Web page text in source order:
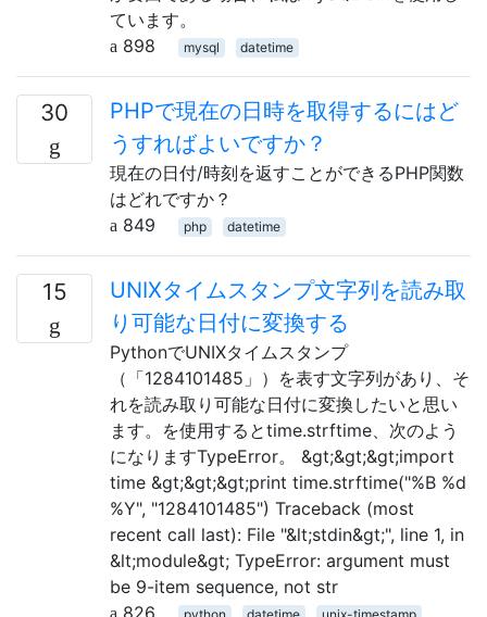
ています。
898
mysql datetime
30
PHPで現在の日時を取得するにはど
うすればよいですか？
現在の日付/時刻を返すことができるPHP関数
はどれですか？
849
php datetime
15
UNIXタイムスタンプ文字列を読み取
り可能な日付に変換する
PythonでUNIXタイムスタンプ
（「1284101485」）を表す文字列があり、そ
れを読み取り可能な日付に変換したいと思い
ます。を使用するとtime.strftime、次のよう
になりますTypeError。 &gt;&gt;&gt;import
time &gt;&gt;&gt;print time.strftime("%B %d
%Y", "1284101485") Traceback (most
recent call last): File "&lt;stdin&gt;", line 1, in
&lt;module&gt; TypeError: argument must
be 9-item sequence, not str
826